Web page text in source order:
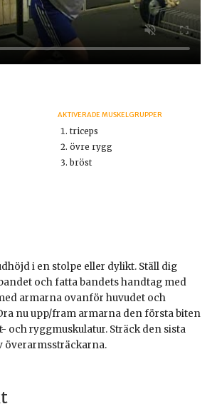
AKTIVERADE MUSKELGRUPPER
triceps
övre rygg
bröst
i en stolpe eller dylikt. Ställ dig
och fatta bandets handtag med
armarna ovanför huvudet och
nu upp/fram armarna den första biten
och ryggmuskulatur. Sträck den sista
överarmssträckarna.